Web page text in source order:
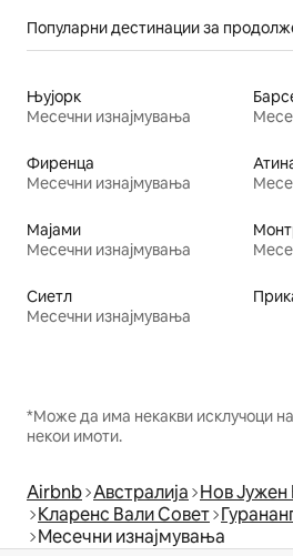
Популарни дестинации за
Њујорк
Месечни изнајмувања
Фиренца
Месечни изнајмувања
Мајами
Месечни изнајмувања
Сиетл
Месечни изнајмувања
*Може да има некакви исклучоци
некои имоти.
Airbnb Австралија Нов Јужен
Кларенс Вали Совет
Месечни изнајмувања